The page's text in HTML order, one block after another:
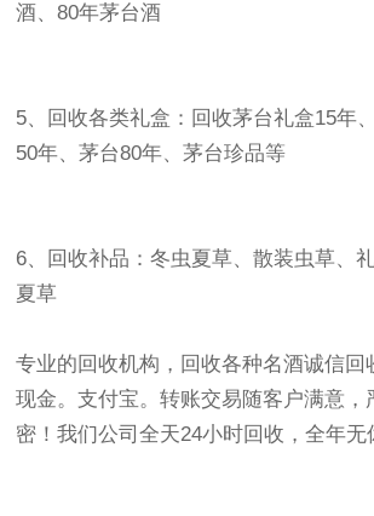
酒、80年茅台酒
5、回收各类礼盒：回收茅台礼盒15年
50年、茅台80年、茅台珍品等
6、回收补品：冬虫夏草、散装虫草、
夏草
专业的回收机构，回收各种名酒诚信回
现金。支付宝。转账交易随客户满意，
密！我们公司全天24小时回收，全年无